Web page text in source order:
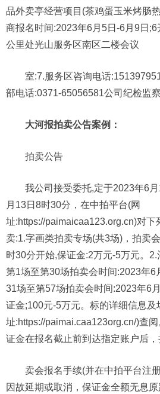
品外卖亭经营项目(茶鸡蛋玉米烤肠
商报名时间:2023年6月5日-6月9日
公里处光山服务区南区二楼会议
室:7.服务区咨询电话
部电话:0371-65056581公司纪检监
大河报拍卖公告案例：
拍卖公告
我公司接受委托,定于2023年6
月13日8时30分，在中拍平台(网
址:https://paimaicaa123.org.cn)对下
卖:1.字画类拍卖专场(共3场)，拍卖
时30分开始,保证金:2万元-5万元。
第1场至第30场拍卖会时间:2023年6
31场至第57场拍卖会时间:2023年6
证金;100元-5万元。标的详细信息及
址:https://paimai.caa123org.cn/)查
证金在报名截止前到达指定账户后
卖会报名手续(并在中拍平台注
因故延期或取消，保证金全额无息原